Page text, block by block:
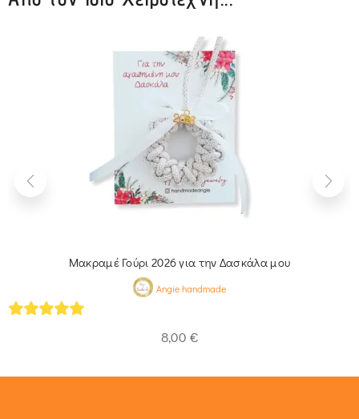
Μακραμέ Γούρι 2026 για την Δασκάλα μου
Angie handmade
8,00 €